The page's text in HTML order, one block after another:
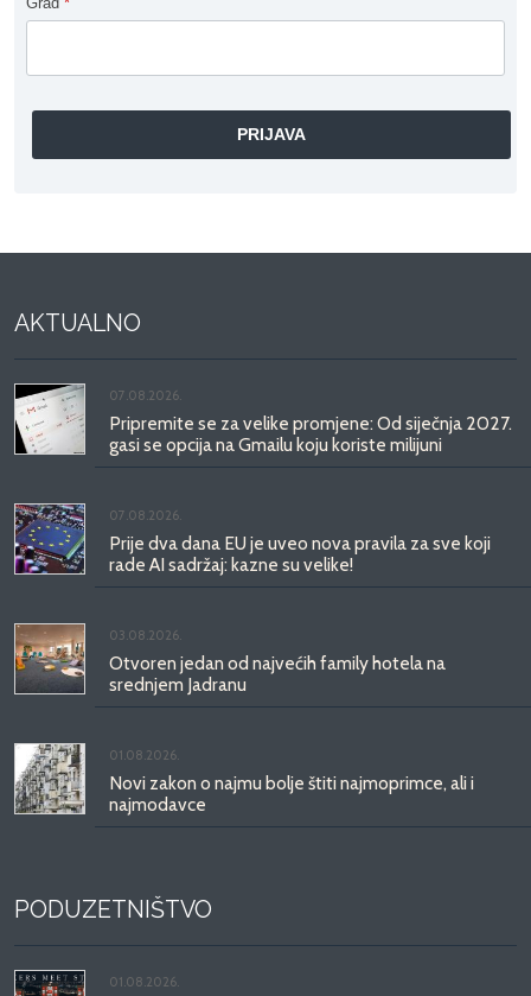
AKTUALNO
07.08.2026.
Pripremite se za velike promjene: Od siječnja 2027.
gasi se opcija na Gmailu koju koriste milijuni
07.08.2026.
Prije dva dana EU je uveo nova pravila za sve koji
rade AI sadržaj: kazne su velike!
03.08.2026.
Otvoren jedan od najvećih family hotela na
srednjem Jadranu
01.08.2026.
Novi zakon o najmu bolje štiti najmoprimce, ali i
najmodavce
PODUZETNIŠTVO
01.08.2026.